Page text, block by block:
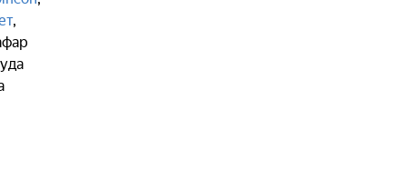
,